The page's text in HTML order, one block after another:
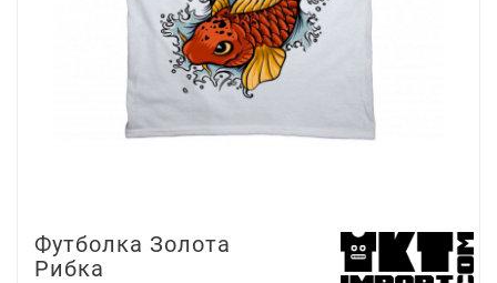
Футболка Золота
Рибка